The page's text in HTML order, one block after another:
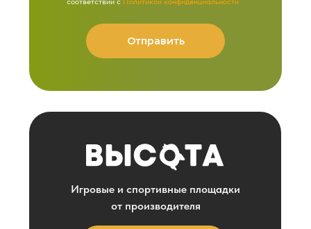
Отправить
Игровые и спортивные площадки
от производителя